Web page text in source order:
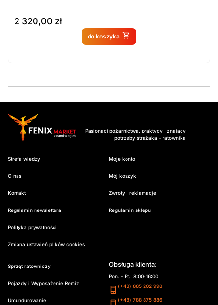
2 320,00 zł
do koszyka
Produkt dostępny na
Pasjonaci pożarnictwa, praktycy, znający
potrzeby strażaka – ratownika
Strefa wiedzy
O nas
Kontakt
Regulamin newslettera
Polityka prywatności
Zmiana ustawień plików cookies
Moje konto
Mój koszyk
Zwroty i reklamacje
Regulamin sklepu
Sprzęt ratowniczy
Pojazdy i Wyposażenie Remiz
Umundurowanie
Obsługa klienta:
Pon. - Pt.: 8:00-16:00
(+48) 885 202 998
(+48) 788 875 886